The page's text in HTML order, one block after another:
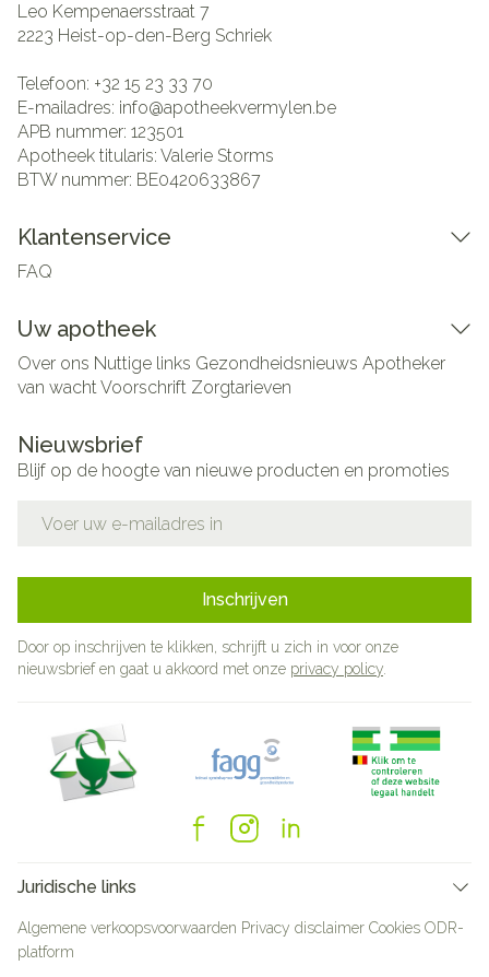
Leo Kempenaersstraat 7
2223 Heist-op-den-Berg Schriek
Telefoon: +32 15 23 33 70
E-mailadres: info@apotheekvermylen.be
APB nummer: 123501
Apotheek titularis: Valerie Storms
BTW nummer: BE0420633867
Klantenservice
FAQ
Uw apotheek
Over ons Nuttige links Gezondheidsnieuws Apotheker
van wachtVoorschrift Zorgtarieven
Nieuwsbrief
Blijf op de hoogte van nieuwe producten en promoties
Inschrijven
Door op inschrijven te klikken, schrijft u zich in voor onze
nieuwsbrief en gaat u akkoord met onze privacy policy
Juridische links
Algemene verkoopsvoorwaarden Privacy disclaimer Cookies ODR-
platform